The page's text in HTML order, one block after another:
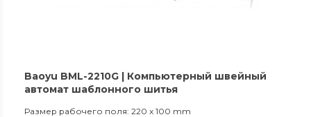
Baoyu BML-2210G | Компьютерный швейный
автомат шаблонного шитья
Размер рабочего поля: 220 x 100 mm